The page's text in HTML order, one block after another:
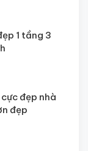
1 tầng 3
đẹp nhà
đẹp